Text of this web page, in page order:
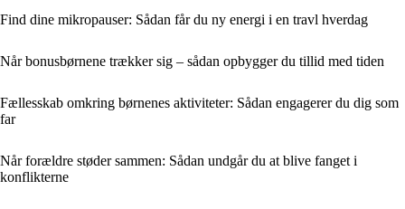
Find dine mikropauser: Sådan får du ny energi i en travl hverdag
Når bonusbørnene trækker sig – sådan opbygger du tillid med tiden
Fællesskab omkring børnenes aktiviteter: Sådan engagerer du dig som
far
Når forældre støder sammen: Sådan undgår du at blive fanget i
konflikterne